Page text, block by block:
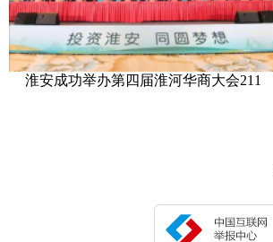
淮安成功举办第四届淮河华商大会211